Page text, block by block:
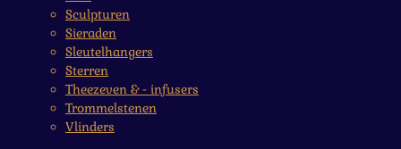
Sculpturen
Sieraden
Sleutelhangers
Sterren
Theezeven & - infusers
Trommelstenen
Vlinders